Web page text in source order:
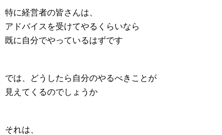
特に経営者の皆さんは、
アドバイスを受けてやるくらいなら
既に自分でやっているはずです
では、どうしたら自分のやるべきことが
見えてくるのでしょうか
それは、